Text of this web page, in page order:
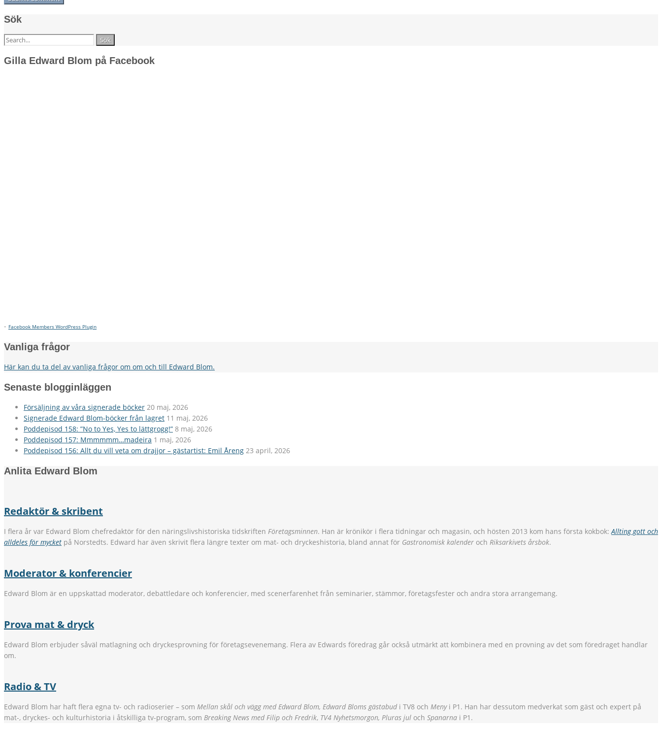
Sök
Sök
Gilla Edward Blom på Facebook
- Facebook Members WordPress Plugin
Vanliga frågor
Här kan du ta del av vanliga frågor om om och till Edward Blom.
Senaste blogginläggen
Försäljning av våra signerade böcker 20 maj, 2026
Signerade Edward Blom-böcker från lagret 11 maj, 2026
Poddepisod 158: ”No to Yes, Yes to lättgrogg!” 8 maj, 2026
Poddepisod 157: Mmmmmm…madeira 1 maj, 2026
Poddepisod 156: Allt du vill veta om drajjor – gästartist: Emil Åreng 23 april, 2026
Anlita Edward Blom
Redaktör & skribent
I flera år var Edward Blom chefredaktör för den näringslivshistoriska tidskriften Företagsminnen. Han är krönikör i flera tidningar och magasin, och hösten 2013 kom hans första kokbok:Allting gott och
alldeles för mycket på Norstedts. Edward har även skrivit flera längre texter om mat- och dryckeshistoria, bland annat för Gastronomisk kalender och Riksarkivets årsbok.
Moderator & konferencier
Edward Blom är en uppskattad moderator, debattledare och konferencier, med scenerfarenhet från seminarier, stämmor, företagsfester och andra stora arrangemang.
Prova mat & dryck
Edward Blom erbjuder såväl matlagning och dryckesprovning för företagsevenemang. Flera av Edwards föredrag går också utmärkt att kombinera med en provning av det som föredraget handlar
om.
Radio & TV
Edward Blom har haft flera egna tv- och radioserier – som Mellan skål och vägg med Edward Blom, Edward Bloms gästabud i TV8 och Menyi P1. Han har dessutom medverkat som gäst och expert på
mat-, dryckes- och kulturhistoria i åtskilliga tv-program, som Breaking News med Filip och Fredrik, TV4 Nyhetsmorgon, Pluras jul och Spanarna i P1.